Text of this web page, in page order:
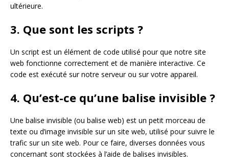
ultérieure.
3. Que sont les scripts ?
Un script est un élément de code utilisé pour que notre site
web fonctionne correctement et de manière interactive. Ce
code est exécuté sur notre serveur ou sur votre appareil.
4. Qu’est-ce qu’une balise invisible ?
Une balise invisible (ou balise web) est un petit morceau de
texte ou d’image invisible sur un site web, utilisé pour suivre le
trafic sur un site web. Pour ce faire, diverses données vous
concernant sont stockées à l’aide de balises invisibles.